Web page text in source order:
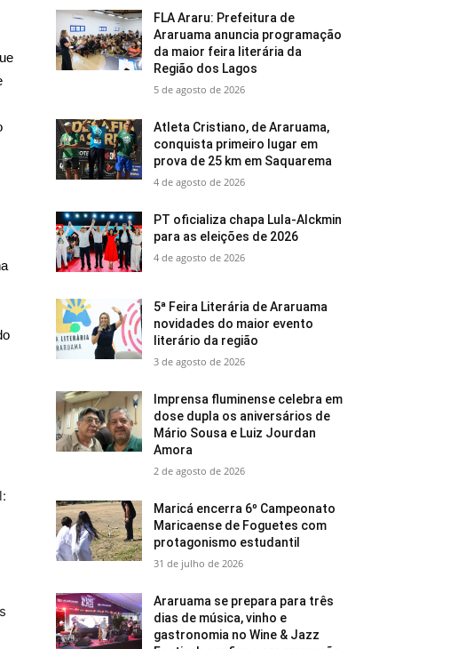
FLA Araru: Prefeitura de
Araruama anuncia programação
da maior feira literária da
Região dos Lagos
5 de agosto de 2026
Atleta Cristiano, de Araruama,
conquista primeiro lugar em
prova de 25 km em Saquarema
4 de agosto de 2026
PT oficializa chapa Lula-Alckmin
para as eleições de 2026
4 de agosto de 2026
5ª Feira Literária de Araruama
novidades do maior evento
literário da região
3 de agosto de 2026
Imprensa fluminense celebra em
dose dupla os aniversários de
Mário Sousa e Luiz Jourdan
Amora
2 de agosto de 2026
Maricá encerra 6º Campeonato
Maricaense de Foguetes com
protagonismo estudantil
31 de julho de 2026
Araruama se prepara para três
dias de música, vinho e
gastronomia no Wine & Jazz